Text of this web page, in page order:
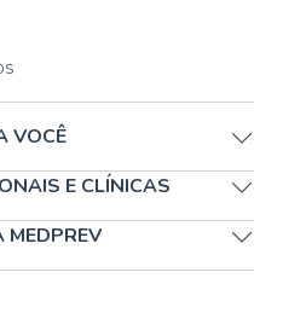
VOCÊ
E CLÍNICAS
MEDPREV